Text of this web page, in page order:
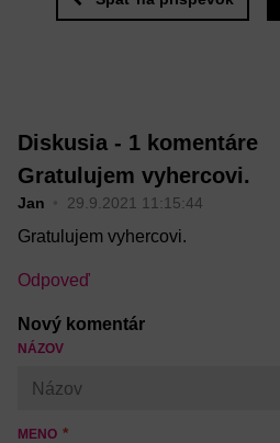
Diskusia - 1 komentáre
Gratulujem vyhercovi.
Jan 29.9.2021 11:15:44
Gratulujem vyhercovi.
Odpoveď
Nový komentár
NÁZOV
MENO